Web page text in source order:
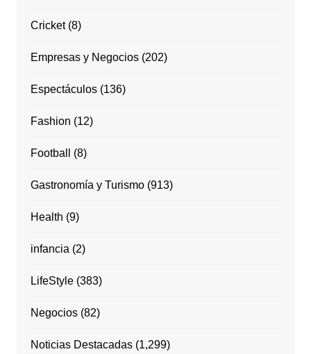
Cricket(8)
Empresas y Negocios(202)
Espectáculos(136)
Fashion (12)
Football (8)
Gastronomía y Turismo(913)
Health (9)
infancia (2)
LifeStyle(383)
Negocios(82)
Noticias Destacadas(1,299)